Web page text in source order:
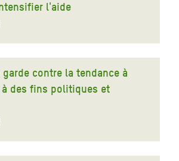
l'aide
garde contre la tendance à
des fins politiques et